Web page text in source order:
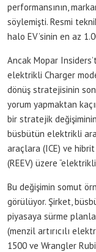
performansının,
söylemişti. Resmi
halo EV’sinin en az
Ancak Mopar
elektrikli Charger
dönüş stratejisinin
yorum yapmaktan
bir stratejik
büsbütün elektrikli
araçlara (ICE) ve
(REEV) üzere
Bu değişimin somut
görülüyor. Şirket,
piyasaya sürme
(menzil artırıcılı
1500 ve Wrangler